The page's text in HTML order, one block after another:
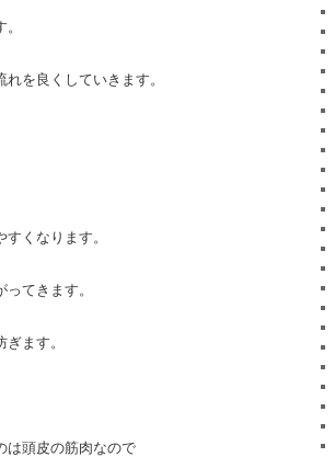
を良くしていきます。
くなります。
てきます。
ます。
は頭皮の筋肉なので